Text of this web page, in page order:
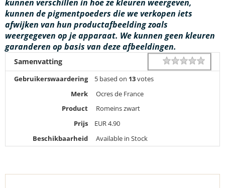
kunnen verschillen in hoe ze kleuren weergeven,
kunnen de pigmentpoeders die we verkopen iets
afwijken van hun productafbeelding zoals
weergegeven op je apparaat. We kunnen geen kleuren
garanderen op basis van deze afbeeldingen.
Samenvatting Rating 1 star
2
3
4
5
Gebruikerswaardering 5based on 13votes
Merk
Ocres de France
Product
Romeins zwart
Prijs
EUR4.90
Beschikbaarheid
Available in Stock